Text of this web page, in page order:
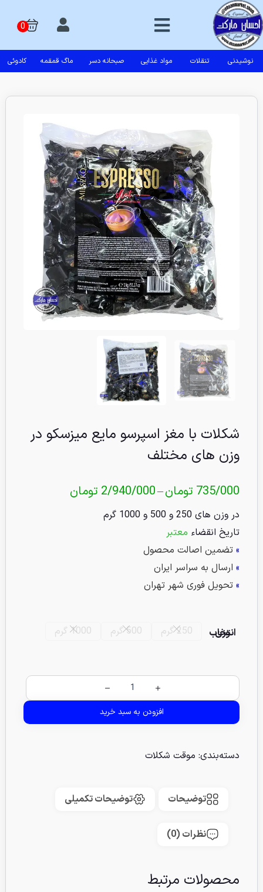
نوشیدنی تنقلات مواد غذایی صبحانه دسر ماگ قمقمه کادوئی
شکلات با مغز اسپرسو مایع میزسکو در
وزن های مختلف
735/000 تومان–
2/940/000 تومان
در وزن های 250 و 500 و 1000 گرم
تاریخ انقضاء معتبر
» تضمین اصالت محصول
» ارسال به سراسر ایران
» تحویل فوری شهر تهران
انتخاب وزن 250 گرم 500 گرم 1000 گرم
افزودن به سبد خرید
دسته‌بندی: موقت شکلات
توضیحات توضیحات تکمیلی
نظرات (0)
محصولات مرتبط